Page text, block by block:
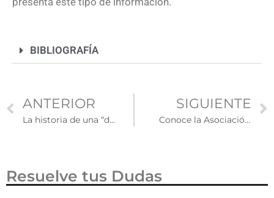
BIBLIOGRAFÍA
ANTERIOR
La historia de una “dreamer” en EE.UU.: Anny Hernández
SIGUIENTE
Conoce la Asociación Nacional Latina de Psicología
Resuelve tus Dudas